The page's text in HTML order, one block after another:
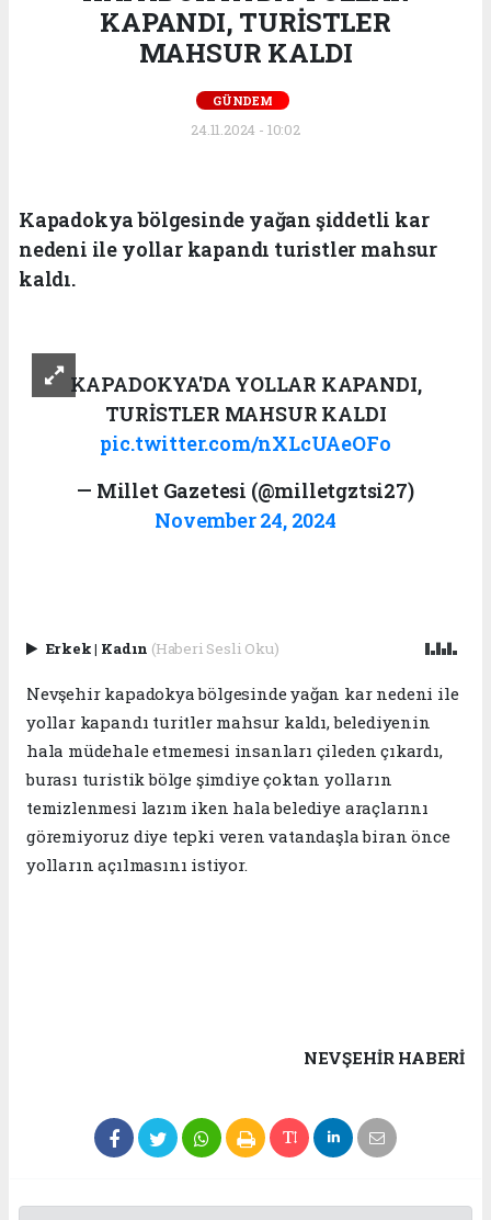
KAPANDI, TURİSTLER
MAHSUR KALDI
GÜNDEM
24.11.2024 - 10:02
Kapadokya bölgesinde yağan şiddetli kar
nedeni ile yollar kapandı turistler mahsur
kaldı.
KAPADOKYA'DA YOLLAR KAPANDI,
TURİSTLER MAHSUR KALDI
pic.twitter.com/nXLcUAeOFo
— Millet Gazetesi (@milletgztsi27)
November 24, 2024
Erkek| Kadın (Haberi Sesli Oku)
Nevşehir kapadokya bölgesinde yağan kar nedeni ile
yollar kapandı turitler mahsur kaldı, belediyenin
hala müdehale etmemesi insanları çileden çıkardı,
burası turistik bölge şimdiye çoktan yolların
temizlenmesi lazım iken hala belediye araçlarını
göremiyoruz diye tepki veren vatandaşla biran önce
yolların açılmasını istiyor.
NEVŞEHIR HABERİ